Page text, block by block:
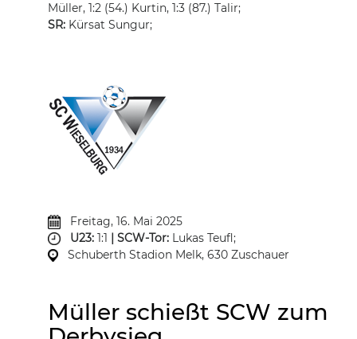
Müller, 1:2 (54.) Kurtin, 1:3 (87.) Talir;
SR: Kürsat Sungur;
Freitag, 16. Mai 2025
U23: 1:1 | SCW-Tor: Lukas Teufl;
Schuberth Stadion Melk, 630 Zuschauer
Müller schießt SCW zum